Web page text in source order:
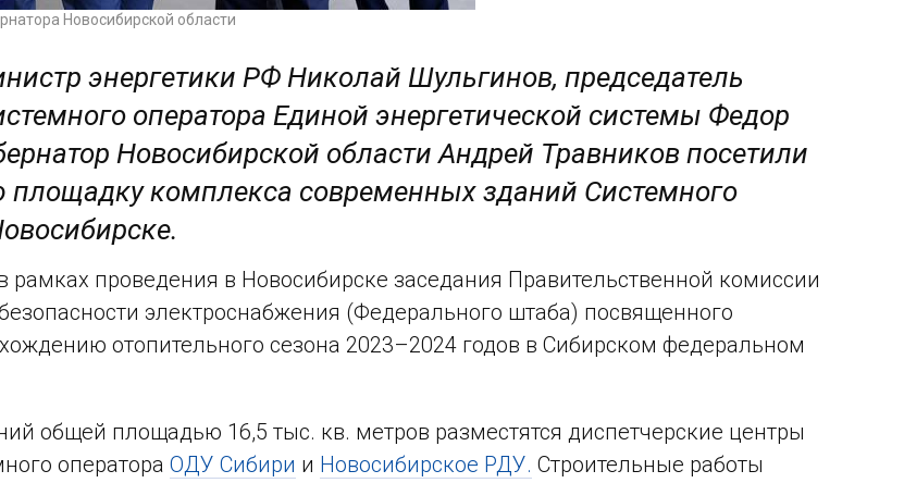
Новосибирской области
энергетики РФ Николай Шульгинов, председатель
оператора Единой энергетической системы Федор
Новосибирской области Андрей Травников посетили
площадку комплекса современных зданий Системного
рамках проведения в Новосибирске заседания Правительственной комиссии
электроснабжения (Федерального штаба) посвященного
отопительного сезона 2023–2024 годов в Сибирском федеральном
общей площадью 16,5 тыс. кв. метров разместятся диспетчерские центры
оператора ОДУ Сибири и Новосибирское РДУ. Строительные работы